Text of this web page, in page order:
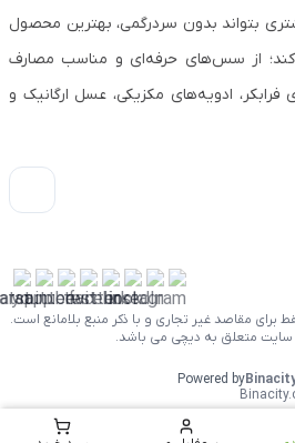
بتواند بدون سردرگمی، بهترین محصول
کند؛ از سس‌های حرفه‌ای و مناسب مصارف
فرابکر، ادویه‌های مکزیکی، عسل ارگانیک و
مقاصد غیر تجاری و با ذکر منبع بلامانع است.
متعلق به دیچی می باشد.
Powered by